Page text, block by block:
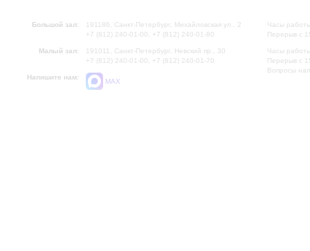
Большой зал:
191186, Санкт-Петербург, Михайловская ул., 2
+7 (812) 240-01-00, +7 (812) 240-01-80
Малый зал:
191011, Санкт-Петербург, Невский пр., 30
+7 (812) 240-01-00, +7 (812) 240-01-70
Напишите нам:
MAX
Часы
Перерыв с
Часы
Перерыв с
Вопросы